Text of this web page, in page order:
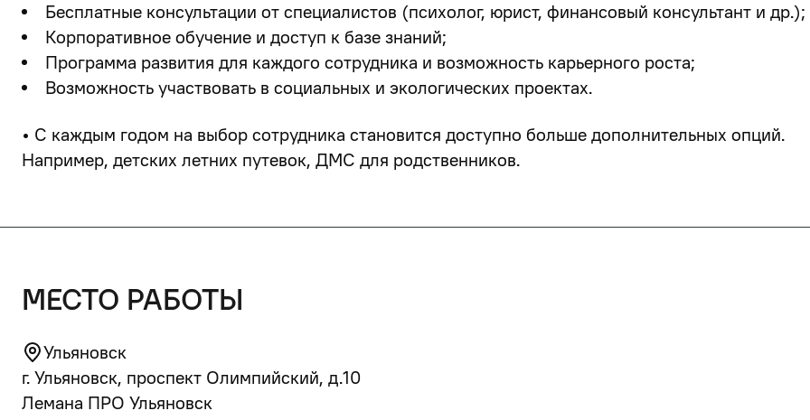
Бесплатные консультации от специалистов (психолог, юрист, финансовый консультант и др.);
Корпоративное обучение и доступ к базе знаний;
Программа развития для каждого сотрудника и возможность карьерного роста;
Возможность участвовать в социальных и экологических проектах.
• С каждым годом на выбор сотрудника становится доступно больше дополнительных опций.
Например, детских летних путевок, ДМС для родственников.
место работы
Ульяновск
г. Ульяновск, проспект Олимпийский, д.10
Лемана ПРО Ульяновск